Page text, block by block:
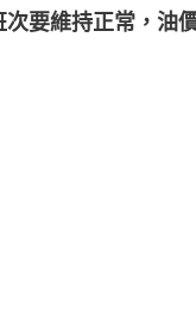
次要維持正常，油